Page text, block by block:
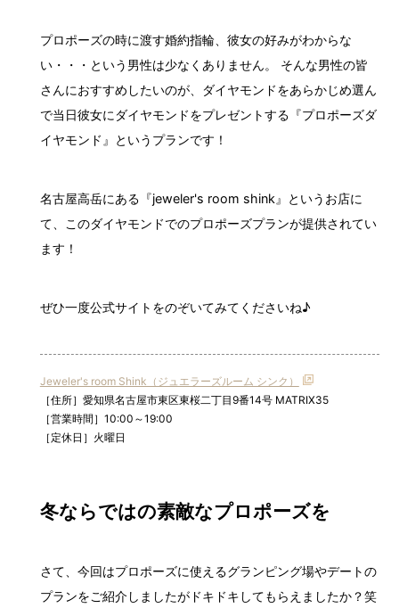
プロポーズの時に渡す婚約指輪、彼女の好みがわからな
い・・・という男性は少なくありません。 そんな男性の皆
さんにおすすめしたいのが、ダイヤモンドをあらかじめ選ん
で当日彼女にダイヤモンドをプレゼントする『プロポーズダ
イヤモンド』というプランです！
名古屋高岳にある『jeweler's room shink』というお店に
て、このダイヤモンドでのプロポーズプランが提供されてい
ます！
ぜひ一度公式サイトをのぞいてみてくださいね♪
Jeweler's room Shink（ジュエラーズルーム シンク）
［住所］愛知県名古屋市東区東桜二丁目9番14号 MATRIX35
［営業時間］10:00～19:00
［定休日］火曜日
冬ならではの素敵なプロポーズを
さて、今回はプロポーズに使えるグランピング場やデートの
プランをご紹介しましたがドキドキしてもらえましたか？笑